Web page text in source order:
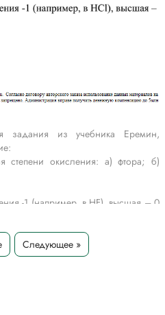
задания из учебника Еремин,
окисления: а) фтора; б)
-1 (например, в HF), высшая – 0
-1 (например, в HCl), высшая –
Следующее »